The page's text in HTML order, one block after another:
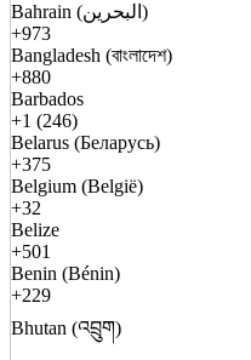
Bahrain (البحرين)
+973
Bangladesh (বাংলাদেশ)
+880
Barbados
+1 (246)
Belarus (Беларусь)
+375
Belgium (België)
+32
Belize
+501
Benin (Bénin)
+229
Bhutan (འབྲུག)